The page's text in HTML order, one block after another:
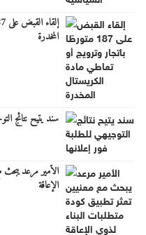
المخدرة
سند يتيح نتائج
الأمير مرعد
الإعاقة